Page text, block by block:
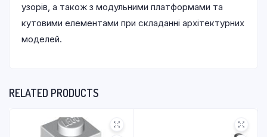
узорів, а також з модульними платформами та
кутовими елементами при складанні архітектурних
моделей.
RELATED PRODUCTS